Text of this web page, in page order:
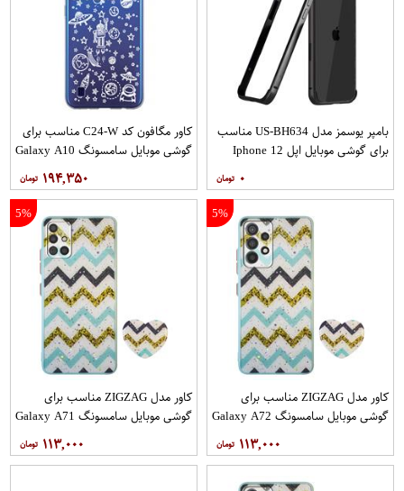
بامپر یوسمز مدل US-BH634 مناسب
برای گوشی موبایل اپل Iphone 12
۰
کاور مگافون کد C24-W مناسب برای
گوشی موبایل سامسونگ Galaxy A10
۱۹۴,۳۵۰
5%
کاور مدل ZIGZAG مناسب برای
گوشی موبایل سامسونگ Galaxy A72
۱۱۳,۰۰۰
5%
کاور مدل ZIGZAG مناسب برای
گوشی موبایل سامسونگ Galaxy A71
۱۱۳,۰۰۰